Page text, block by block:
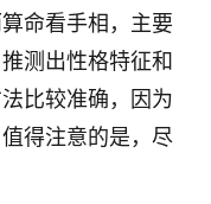
命看手相，主要
测出性格特征和
比较准确，因为
得注意的是，尽
，一说她就要死要活
友给我推荐的慧来老
半年来，法事一个个
不期望她能考多好的
了，身体心理都健健